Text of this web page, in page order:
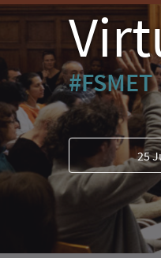
#FSMET
25